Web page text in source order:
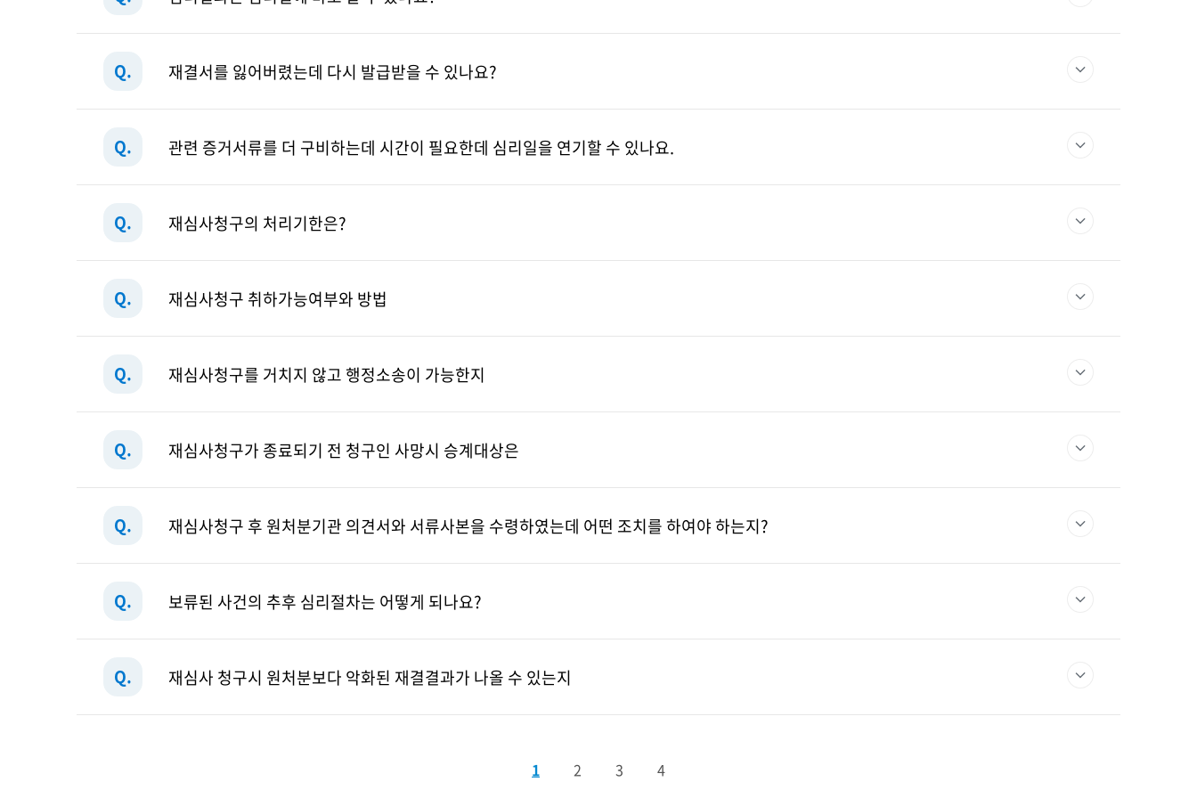
Q. 재결서를 잃어버렸는데 다시 발급받을 수 있나요?
Q. 관련 증거서류를 더 구비하는데 시간이 필요한데 심리일을 연기할 수 있나요.
Q. 재심사청구의 처리기한은?
Q. 재심사청구 취하가능여부와 방법
Q. 재심사청구를 거치지 않고 행정소송이 가능한지
Q. 재심사청구가 종료되기 전 청구인 사망시 승계대상은
Q. 재심사청구 후 원처분기관 의견서와 서류사본을 수령하였는데 어떤 조치를 하여야 하는지?
Q. 보류된 사건의 추후 심리절차는 어떻게 되나요?
Q. 재심사 청구시 원처분보다 악화된 재결결과가 나올 수 있는지
1 2 3 4